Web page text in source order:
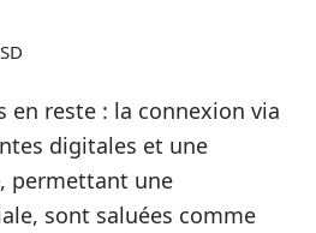
en reste : la connexion via
digitales et une
permettant une
sont saluées comme